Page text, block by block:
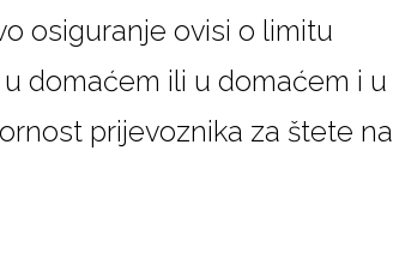
osiguranje ovisi o limitu
domaćem ili u domaćem i u
prijevoznika za štete na